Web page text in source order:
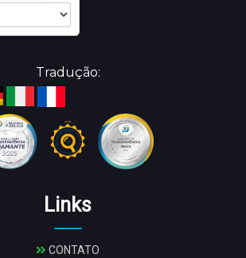
Tradução:
Links
CONTATO